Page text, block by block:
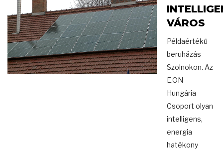
VÁROS
Példaértékű
beruházás
Szolnokon. Az
E.ON
Hungária
Csoport olyan
intelligens,
energia
hatékony